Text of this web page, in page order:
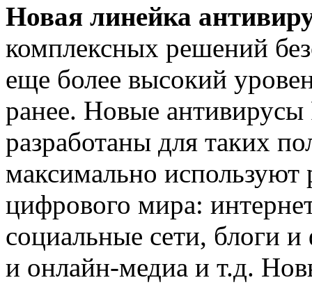
Новая линейка
комплексных решений
еще более высокий
ранее. Новые
разработаны для таких
максимально
цифрового мира:
социальные сети, блоги
и онлайн-медиа и т.д.